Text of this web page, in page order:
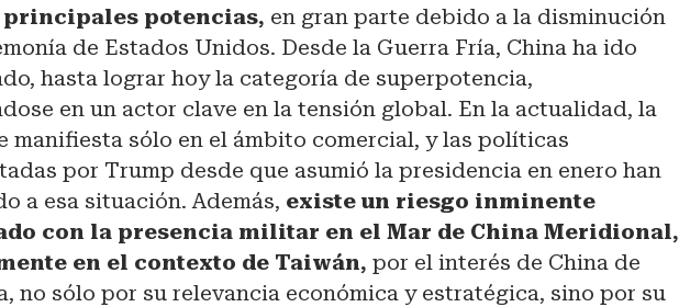
principales potencias, en gran parte debido a la disminución
de Estados Unidos. Desde la Guerra Fría, China ha ido
hasta lograr hoy la categoría de superpotencia,
en un actor clave en la tensión global. En la actualidad, la
manifiesta sólo en el ámbito comercial, y las políticas
por Trump desde que asumió la presidencia en enero han
a esa situación. Además, existe un riesgo inminente
con la presencia militar en el Mar de China Meridional,
en el contexto de Taiwán,por el interés de China de
no sólo por su relevancia económica y estratégica, sino por su